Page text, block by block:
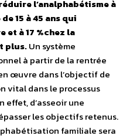
l’analphabétisme à
15 à 45 ans qui
à 17 %chez la
plus.Un système
à partir de la rentrée
œuvre dans l’objectif de
vital dans le processus
effet, d’asseoir une
les objectifs retenus.
familiale sera